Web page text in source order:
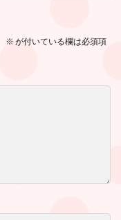
※ が付いている欄は必須項